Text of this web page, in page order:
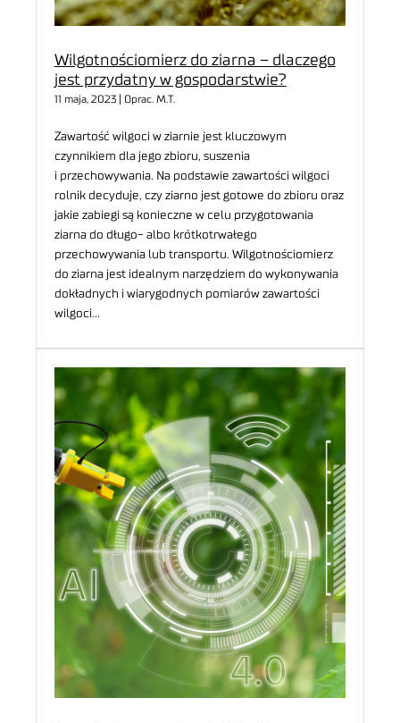
Wilgotnościomierz do ziarna – dlaczego
jest przydatny w gospodarstwie?
11 maja, 2023 | Oprac. M.T.
Zawartość wilgoci w ziarnie jest kluczowym
czynnikiem dla jego zbioru, suszenia
i przechowywania. Na podstawie zawartości wilgoci
rolnik decyduje, czy ziarno jest gotowe do zbioru oraz
jakie zabiegi są konieczne w celu przygotowania
ziarna do długo- albo krótkotrwałego
przechowywania lub transportu. Wilgotnościomierz
do ziarna jest idealnym narzędziem do wykonywania
dokładnych i wiarygodnych pomiarów zawartości
wilgoci…